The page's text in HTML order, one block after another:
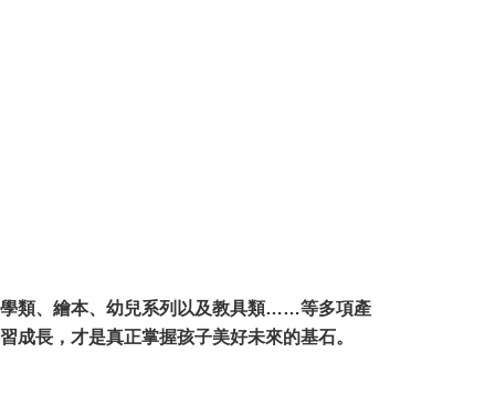
類、繪本、幼兒系列以及教具類……等多項產
成長，才是真正掌握孩子美好未來的基石。